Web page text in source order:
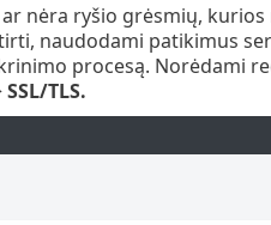
nėra ryšio grėsmių,
naudodami patikimus
procesą. Norėdami
SSL/TLS.